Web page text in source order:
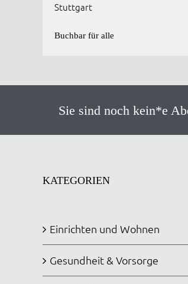
Stuttgart
Buchbar für alle
Sie sind noch kein*e
KATEGORIEN
Einrichten und Wohnen
Gesundheit & Vorsorge